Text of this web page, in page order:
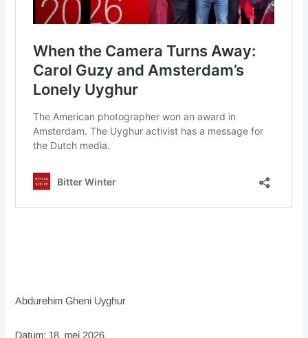
Abdurehim Gheni Uyghur
Datum: 18 mei 2026